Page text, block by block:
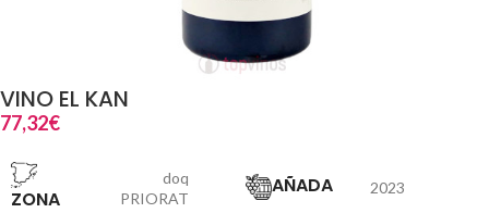
VINO EL KAN
77,32€
ZONA
doq
PRIORAT
AÑADA 2023